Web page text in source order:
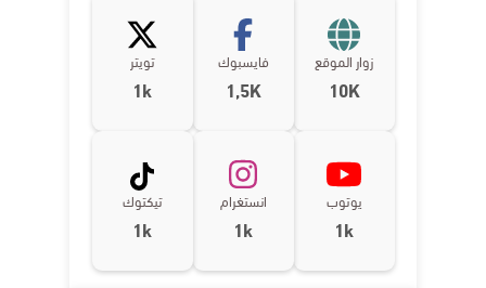
زوار الموقع
10K
فايسبوك
1,5K
تويتر
1k
يوتوب
1k
انستغرام
1k
تيكتوك
1k